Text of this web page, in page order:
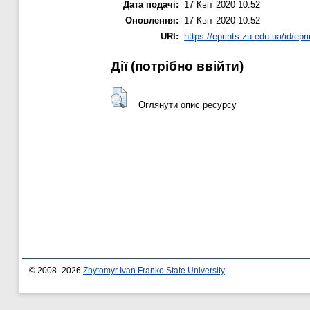
Дата подачі:
17 Квіт 2020 10:52
Оновлення:
17 Квіт 2020 10:52
URI:
https://eprints.zu.edu.ua/id/
Дії ​​(потрібно ввійти)
Оглянути опис ресурсу
© 2008–2026 Zhytomyr Ivan Franko State University